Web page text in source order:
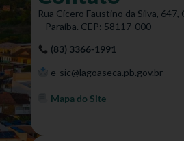
Rua Cícero Faustino da Silva, 647,
– Paraíba. CEP: 58117-000
(83) 3366-1991
e-sic@lagoaseca.pb.gov.br
Mapa do Site